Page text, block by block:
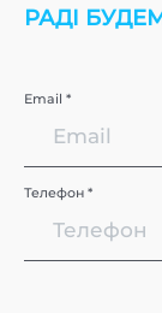
РАДІ
Email *
Телефон *